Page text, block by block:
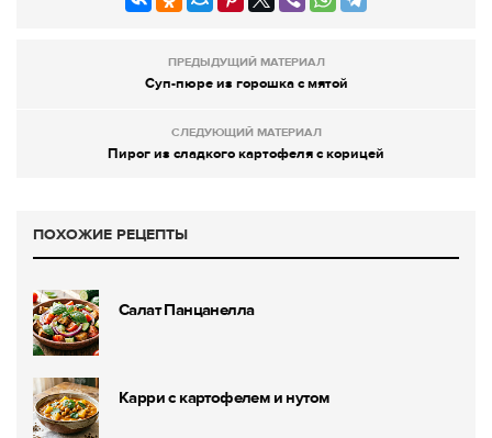
ПРЕДЫДУЩИЙ МАТЕРИАЛ
Суп-пюре из горошка с мятой
СЛЕДУЮЩИЙ МАТЕРИАЛ
Пирог из сладкого картофеля с корицей
ПОХОЖИЕ РЕЦЕПТЫ
Салат Панцанелла
Карри с картофелем и нутом